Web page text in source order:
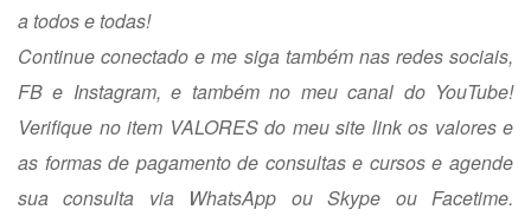
a todos e todas!
Continue conectado e me siga também nas redes sociais,
FB e Instagram, e também no meu canal do YouTube!
Verifique no item VALORES do meu site linkos valores e
as formas de pagamento de consultas e cursos e agende
sua consulta via WhatsApp ou Skype ou Facetime.